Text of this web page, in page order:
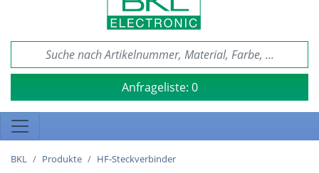
Anfrageliste: 0
BKL Produkte HF-Steckverbinder